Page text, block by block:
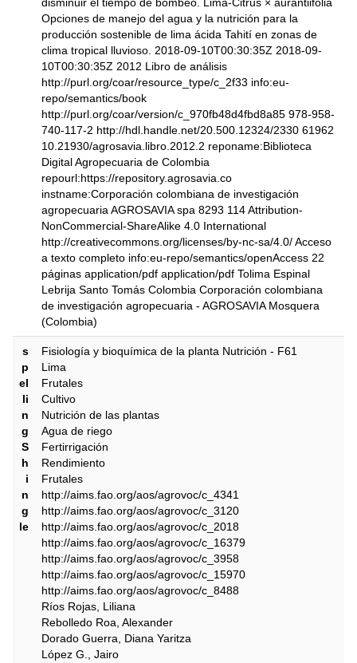
Opciones de manejo del agua y la nutrición para la
producción sostenible de lima ácida Tahití en zonas de
clima tropical lluvioso. 2018-09-10T00:30:35Z 2018-09-
10T00:30:35Z 2012 Libro de análisis
http://purl.org/coar/resource_type/c_2f33 info:eu-
repo/semantics/book
http://purl.org/coar/version/c_970fb48d4fbd8a85 978-958-
740-117-2 http://hdl.handle.net/20.500.12324/2330 61962
10.21930/agrosavia.libro.2012.2 reponame:Biblioteca
Digital Agropecuaria de Colombia
repourl:https://repository.agrosavia.co
instname:Corporación colombiana de investigación
agropecuaria AGROSAVIA spa 8293 114 Attribution-
NonCommercial-ShareAlike 4.0 International
http://creativecommons.org/licenses/by-nc-sa/4.0/ Acceso
a texto completo info:eu-repo/semantics/openAccess 22
páginas application/pdf application/pdf Tolima Espinal
Lebrija Santo Tomás Colombia ‎‎Corporación colombiana
de investigación agropecuaria - AGROSAVIA Mosquera
(Colombia)
s
p
el
li
n
g
S
h
i
n
g
le
Fisiología y bioquímica de la planta Nutrición - F61
Lima
Frutales
Cultivo
Nutrición de las plantas
Agua de riego
Fertirrigación
Rendimiento
Frutales
http://aims.fao.org/aos/agrovoc/c_4341
http://aims.fao.org/aos/agrovoc/c_3120
http://aims.fao.org/aos/agrovoc/c_2018
http://aims.fao.org/aos/agrovoc/c_16379
http://aims.fao.org/aos/agrovoc/c_3958
http://aims.fao.org/aos/agrovoc/c_15970
http://aims.fao.org/aos/agrovoc/c_8488
Ríos Rojas, Liliana
Rebolledo Roa, Alexander
Dorado Guerra, Diana Yaritza
López G., Jairo